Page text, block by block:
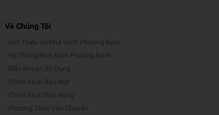
Về Chúng Tôi
Giới Thiệu Về Nhà Sách Phương Nam
Hệ Thống Nhà Sách Phương Nam
Điều Khoản Sử Dụng
Chính Sách Bảo Mật
Chính Sách Bán Hàng
Phương Thức Vận Chuyển